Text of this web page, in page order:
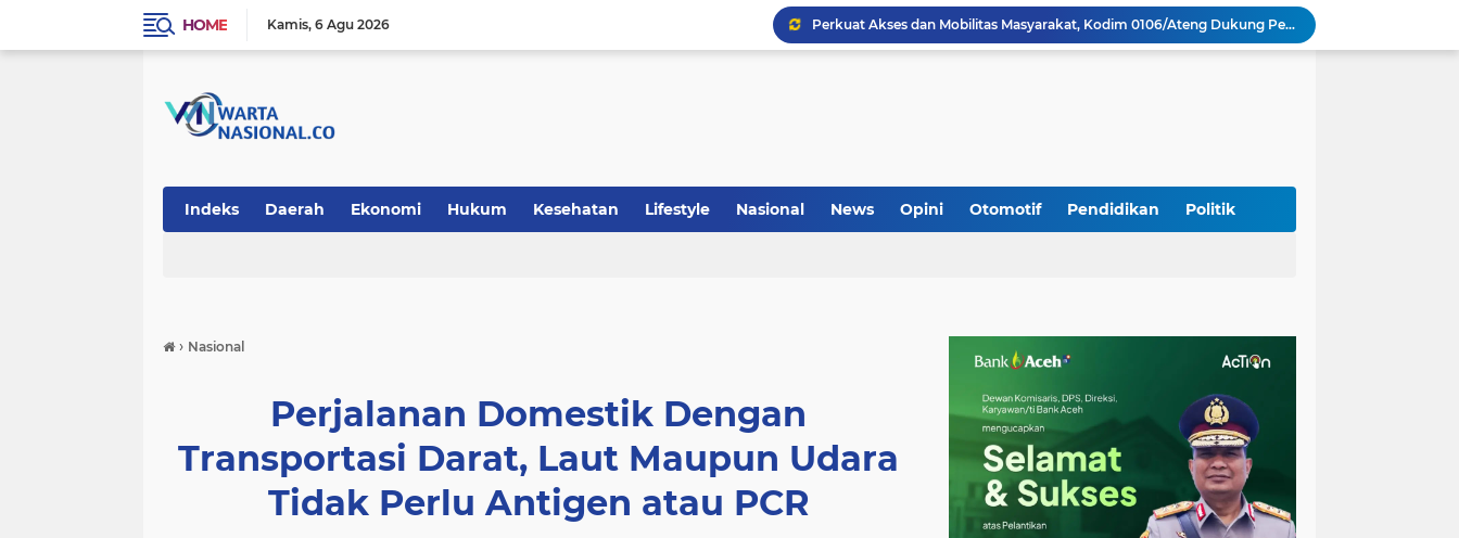
HOME Kamis 6 Agu 2026
Perkuat Akses dan Mobilitas Masyarakat, Kodim 0106/Ateng Dukung Pembangunan Jembatan Beton di Rusip Antara, Aceh Tengah
Bupati Aceh Besar Perkuat Sinergi dengan Polres Demi Tingkatkan Pelayanan Masyarakat
Program Daily Riding Impression Berlanjut, New Honda Vario EVO 160 Temani Mobilitas Harian Peserta
Indeks Daerah Ekonomi Hukum Kesehatan Lifestyle Nasional News Opini Otomotif Pendidikan Politik
› Nasional
Perjalanan Domestik Dengan
Transportasi Darat, Laut Maupun Udara
Tidak Perlu Antigen atau PCR